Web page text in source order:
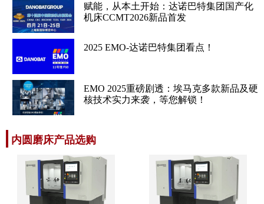
赋能，从本土开始：达诺巴特集团国产化
机床CCMT2026新品首发
2025 EMO-达诺巴特集团看点！
EMO 2025重磅剧透：埃马克多款新品及硬
核技术实力来袭，等您解锁！
内圆磨床产品选购